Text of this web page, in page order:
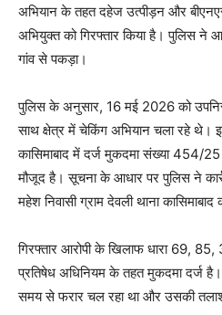
अभियान के तहत दहेज उत्पीड़न और
अभियुक्त को गिरफ्तार किया है। पुलिस ने
गांव से पकड़ा।
पुलिस के अनुसार, 16 मई 2026 को
साथ क्षेत्र में चेकिंग अभियान चला रहे थे।
कासिमाबाद में दर्ज मुकदमा संख्या 454/
मौजूद है। सूचना के आधार पर पुलिस ने
महेश निवासी ग्राम देवली थाना कासिमाबाद
गिरफ्तार आरोपी के खिलाफ धारा 69,
प्रतिषेध अधिनियम के तहत मुकदमा दर्ज
समय से फरार चल रहा था और उसकी